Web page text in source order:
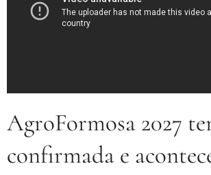
AgroFormosa 2027
confirmada e